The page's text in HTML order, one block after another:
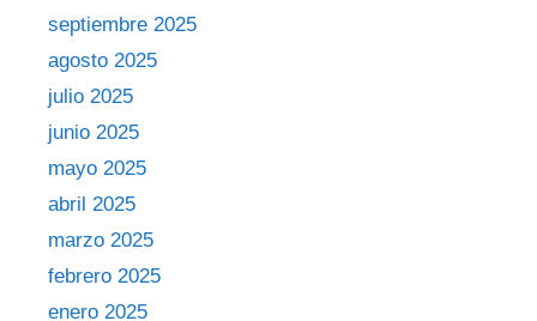
septiembre 2025
agosto 2025
julio 2025
junio 2025
mayo 2025
abril 2025
marzo 2025
febrero 2025
enero 2025